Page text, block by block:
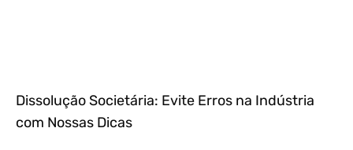
Dissolução Societária: Evite Erros na Indústria
com Nossas Dicas